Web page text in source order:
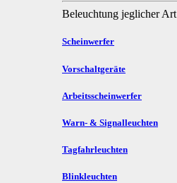
Beleuchtung jeglicher Art
Scheinwerfer
Vorschaltgeräte
Arbeitsscheinwerfer
Warn- & Signalleuchten
Tagfahrleuchten
Blinkleuchten